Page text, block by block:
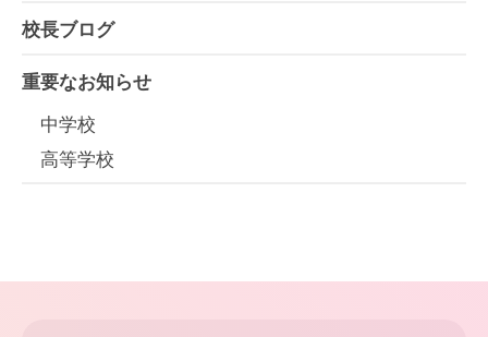
校長ブログ
重要なお知らせ
中学校
高等学校